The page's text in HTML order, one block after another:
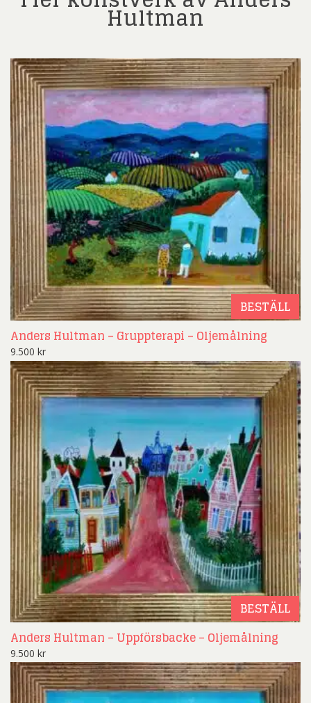
Hultman
BESTÄLL
Anders Hultman – Gruppterapi – Oljemålning
9.500 kr
BESTÄLL
Anders Hultman – Uppförsbacke – Oljemålning
9.500 kr